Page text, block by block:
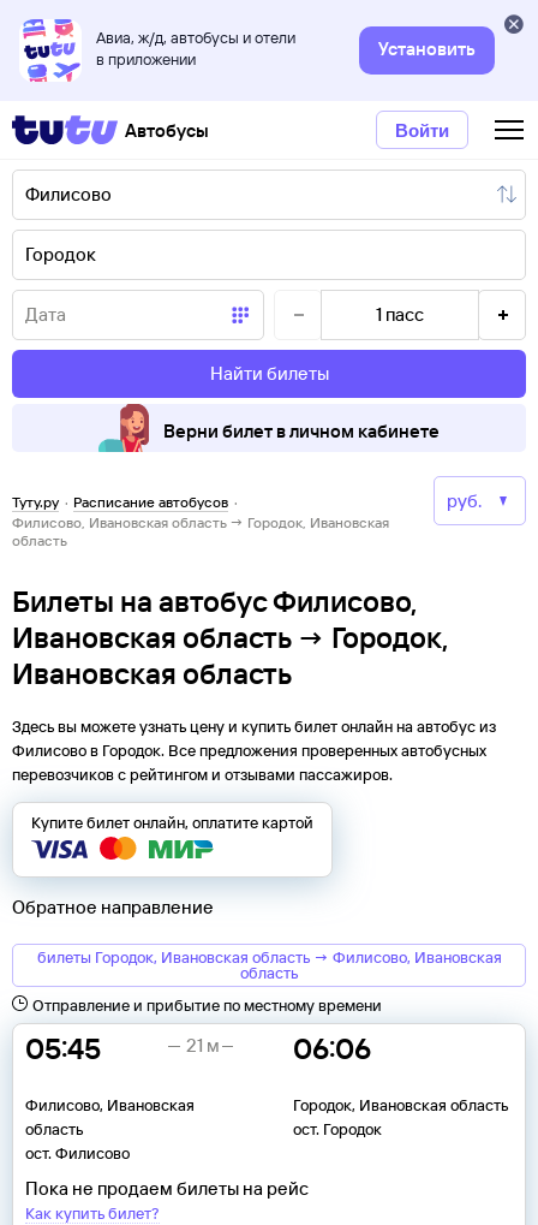
Авиа, ж/д, автобусы и отели
в приложении
Установить
Автобусы Войти
1 пасс
Найти билеты
Верни билет в личном кабинете
Туту.ру · Расписание автобусов ·
Филисово, Ивановская область → Городок, Ивановская
область
Билеты на автобус Филисово,
Ивановская область → Городок,
Ивановская область
Здесь вы можете узнать цену и купить билет онлайн на автобус из
Филисовов Городок. Все предложения проверенных автобусных
перевозчиков с рейтингом и отзывами пассажиров.
Купите билет онлайн, оплатите картой
Обратное направление
билеты Городок, Ивановская область → Филисово, Ивановская
область
Отправление и прибытие по местному времени
05:45
Филисово, Ивановская
область
ост. Филисово
06:06
Городок, Ивановская область
ост. Городок
21 м
Пока не продаем билеты на рейс
Как купить билет?